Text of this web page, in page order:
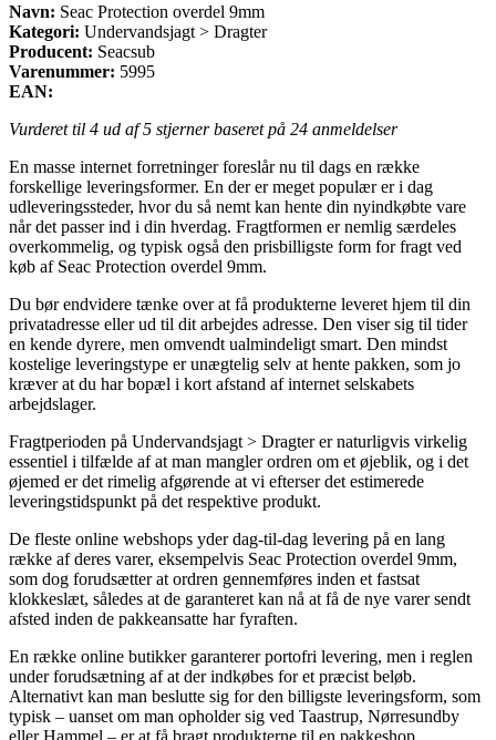
Navn: Seac Protection overdel 9mm
Kategori: Undervandsjagt > Dragter
Producent: Seacsub
Varenummer: 5995
EAN:
Vurderet til 4 ud af 5 stjerner baseret på 24 anmeldelser
En masse internet forretninger foreslår nu til dags en række
forskellige leveringsformer. En der er meget populær er i dag
udleveringssteder, hvor du så nemt kan hente din nyindkøbte vare
når det passer ind i din hverdag. Fragtformen er nemlig særdeles
overkommelig, og typisk også den prisbilligste form for fragt ved
køb af Seac Protection overdel 9mm.
Du bør endvidere tænke over at få produkterne leveret hjem til din
privatadresse eller ud til dit arbejdes adresse. Den viser sig til tider
en kende dyrere, men omvendt ualmindeligt smart. Den mindst
kostelige leveringstype er unægtelig selv at hente pakken, som jo
kræver at du har bopæl i kort afstand af internet selskabets
arbejdslager.
Fragtperioden på Undervandsjagt > Dragter er naturligvis virkelig
essentiel i tilfælde af at man mangler ordren om et øjeblik, og i det
øjemed er det rimelig afgørende at vi efterser det estimerede
leveringstidspunkt på det respektive produkt.
De fleste online webshops yder dag-til-dag levering på en lang
række af deres varer, eksempelvis Seac Protection overdel 9mm,
som dog forudsætter at ordren gennemføres inden et fastsat
klokkeslæt, således at de garanteret kan nå at få de nye varer sendt
afsted inden de pakkeansatte har fyraften.
En række online butikker garanterer portofri levering, men i reglen
under forudsætning af at der indkøbes for et præcist beløb.
Alternativt kan man beslutte sig for den billigste leveringsform, som
typisk – uanset om man opholder sig ved Taastrup, Nørresundby
eller Hammel – er at få bragt produkterne til en pakkeshop.